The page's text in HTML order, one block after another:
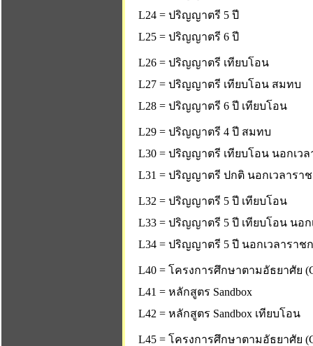
L24 = ปริญญาตรี 5 ปี
L25 = ปริญญาตรี 6 ปี
L26 = ปริญญาตรี เทียบโอน
L27 = ปริญญาตรี เทียบโอน สมทบ
L28 = ปริญญาตรี 6 ปี เทียบโอน
L29 = ปริญญาตรี 4 ปี สมทบ
L30 = ปริญญาตรี เทียบโอน นอกเวล
L31 = ปริญญาตรี ปกติ นอกเวลารา
L32 = ปริญญาตรี 5 ปี เทียบโอน
L33 = ปริญญาตรี 5 ปี เทียบโอน นอก
L34 = ปริญญาตรี 5 ปี นอกเวลาราช
L40 = โครงการศึกษาตามอัธยาศัย
L41 = หลักสูตร Sandbox
L42 = หลักสูตร Sandbox เทียบโอน
L45 = โครงการศึกษาตามอัธยาศัย